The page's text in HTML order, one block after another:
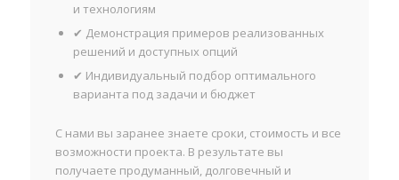
и технологиям
✔ Демонстрация примеров реализованных
решений и доступных опций
✔ Индивидуальный подбор оптимального
варианта под задачи и бюджет
С нами вы заранее знаете сроки, стоимость и все
возможности проекта. В результате вы
получаете продуманный, долговечный и